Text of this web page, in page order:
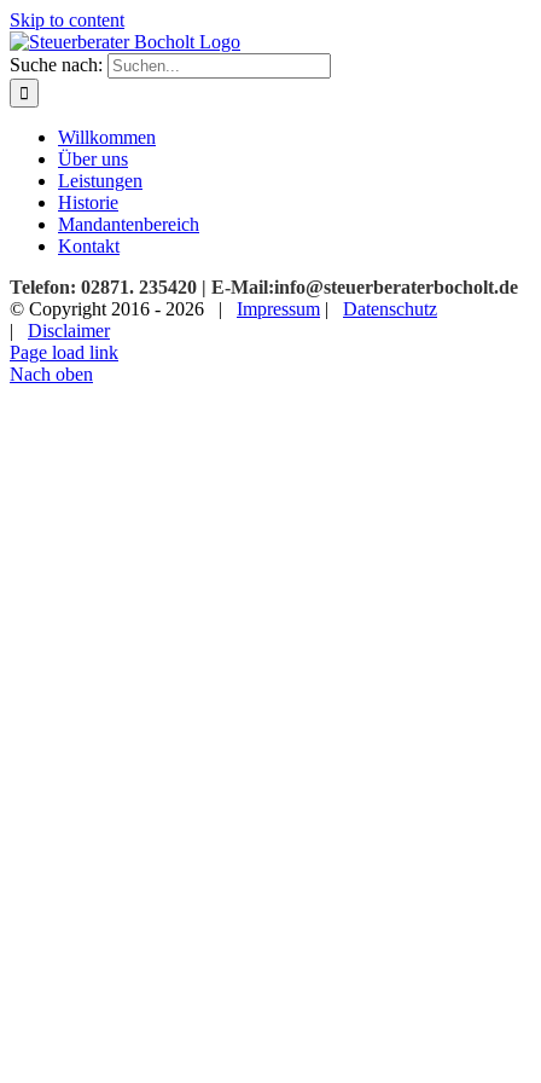
Skip to content
Suche nach:
Willkommen
Über uns
Leistungen
Historie
Mandantenbereich
Kontakt
Telefon: 02871. 235420 | E-Mail:info@steuerberaterbocholt.de
© Copyright 2016 - 2026 | Impressum | Datenschutz
| Disclaimer
Page load link
Nach oben